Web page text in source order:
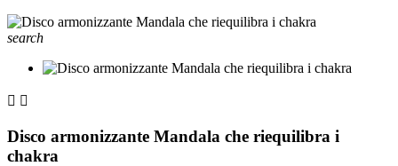
search
 
Disco armonizzante Mandala che riequilibra i
chakra